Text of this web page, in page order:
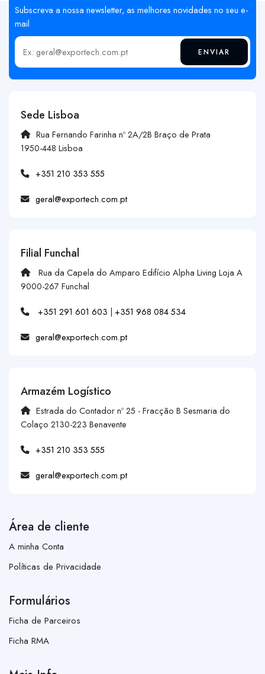
Subscreva a nossa newsletter, as melhores novidades no seu e-
mail
Insira o seu email ENVIAR
Sede Lisboa
Rua Fernando Farinha nº 2A/2B Braço de Prata
1950-448 Lisboa
+351 210 353 555
geral@exportech.com.pt
Filial Funchal
Rua da Capela do Amparo Edifício Alpha Living Loja A
9000-267 Funchal
+351 291 601 603 | +351 968 084 534
geral@exportech.com.pt
Armazém Logístico
Estrada do Contador nº 25 - Fracção B Sesmaria do
Colaço 2130-223 Benavente
+351 210 353 555
geral@exportech.com.pt
Área de cliente
A minha Conta
Políticas de Privacidade
Formulários
Ficha de Parceiros
Ficha RMA